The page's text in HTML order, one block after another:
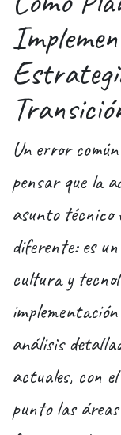
Un error
pensar que la
asunto técnico
diferente: es
cultura y
análisis
actuales, con
punto las